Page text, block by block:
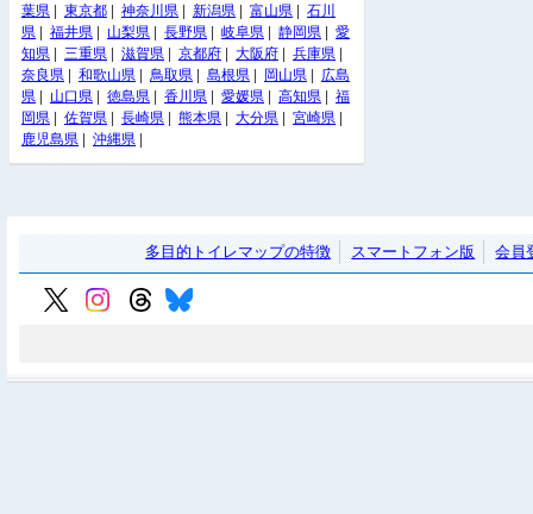
葉県 | 東京都 | 神奈川県 | 新潟県 | 富山県 | 石川
県 | 福井県 | 山梨県 | 長野県 | 岐阜県 | 静岡県 | 愛
知県 | 三重県 | 滋賀県 | 京都府 | 大阪府 | 兵庫県 |
奈良県 | 和歌山県 | 鳥取県 | 島根県 | 岡山県 | 広島
県 | 山口県 | 徳島県 | 香川県 | 愛媛県 | 高知県 | 福
岡県 | 佐賀県 | 長崎県 | 熊本県 | 大分県 | 宮崎県 |
鹿児島県 | 沖縄県 |
多目的トイレマップの特徴 スマートフォン版 会員